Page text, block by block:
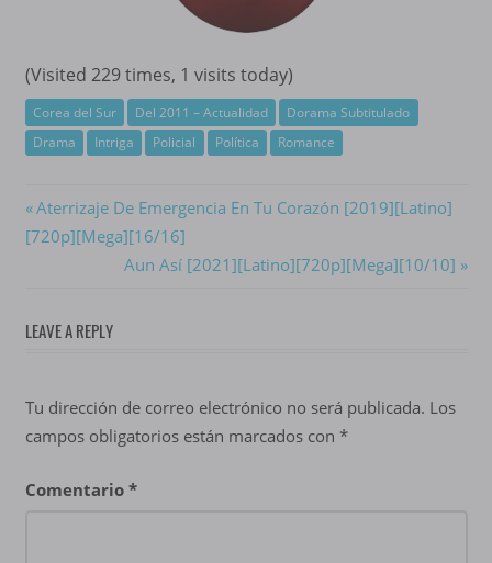
(Visited 229 times, 1 visits today)
Corea del Sur Del 2011 – Actualidad
Dorama Subtitulado
Drama
Intriga Policial Política Romance
Navegación
de
Previous
Post:
Aterrizaje De Emergencia En Tu Corazón [2019][Latino]
[720p][Mega][16/16]
Next
Aun Así [2021][Latino][720p][Mega][10/10]
LEAVE A REPLY
Tu dirección de correo electrónico no será publicada. Los
campos obligatorios están marcados con *
Comentario *